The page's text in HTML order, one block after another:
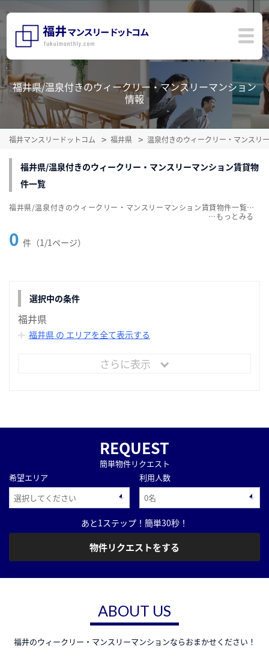
福井県/温泉付きのウィークリー・マンスリーマンション
情報
福井マンスリードットコム 福井県 温泉付きのウィークリー・マンスリ
福井県/温泉付きのウィークリー・マンスリーマンション賃貸物
件一覧
0 件（1/1ページ）
福井県/温泉付きのウィークリー・マンスリーマンション賃貸物件一覧を掲載中。敷金・礼金無料、家具・家電付をご紹介。こだわり条件での絞込みも簡単！
…
選択中の条件
福井県
福井県 の エリアを全て表示する
さらに表示
REQUEST
簡単物件リクエスト
希望エリア
利用人数
あと1ステップ！簡単30秒！
物件リクエストをする
ABOUT US
福井のウィークリー・マンスリーマンションならおまかせください！